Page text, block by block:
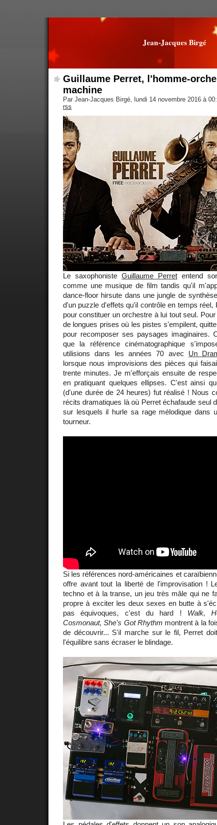
Jean-Jacques Birgé
Guillaume Perret, l'homme-
machine
Par Jean-Jacques Birgé, lundi 14 novembre 2016 à
rss
Le saxophoniste Guillaume Perret entend
comme une musique de film tandis qu'il
dance-floor hirsute dans une jungle de
d'un puzzle d'effets qu'il contrôle en temps réel,
pour constituer un orchestre à lui tout seul.
de longues prises où les pistes s'empilent,
pour recomposer ses paysages imaginaires.
que la référence cinématographique
utilisions dans les années 70 avec Un
lorsque nous improvisions des pièces qui
trente minutes. Je m'efforçais ensuite de
en pratiquant quelques ellipses. C'est ainsi
(d'une durée de 24 heures) fut réalisé ! Nous
récits dramatiques là où Perret échafaude seul
sur lesquels il hurle sa rage mélodique dans
tourneur.
Si les références nord-américaines et
offre avant tout la liberté de l'improvisation !
techno et à la transe, un jeu très mâle qui ne
propre à exciter les deux sexes en butte à
pas équivoques, c'est du hard ! Walk,
Cosmonaut, She's Got Rhythm montrent à la
de découvrir... S'il marche sur le fil, Perret
l'équilibre sans écraser le blindage.